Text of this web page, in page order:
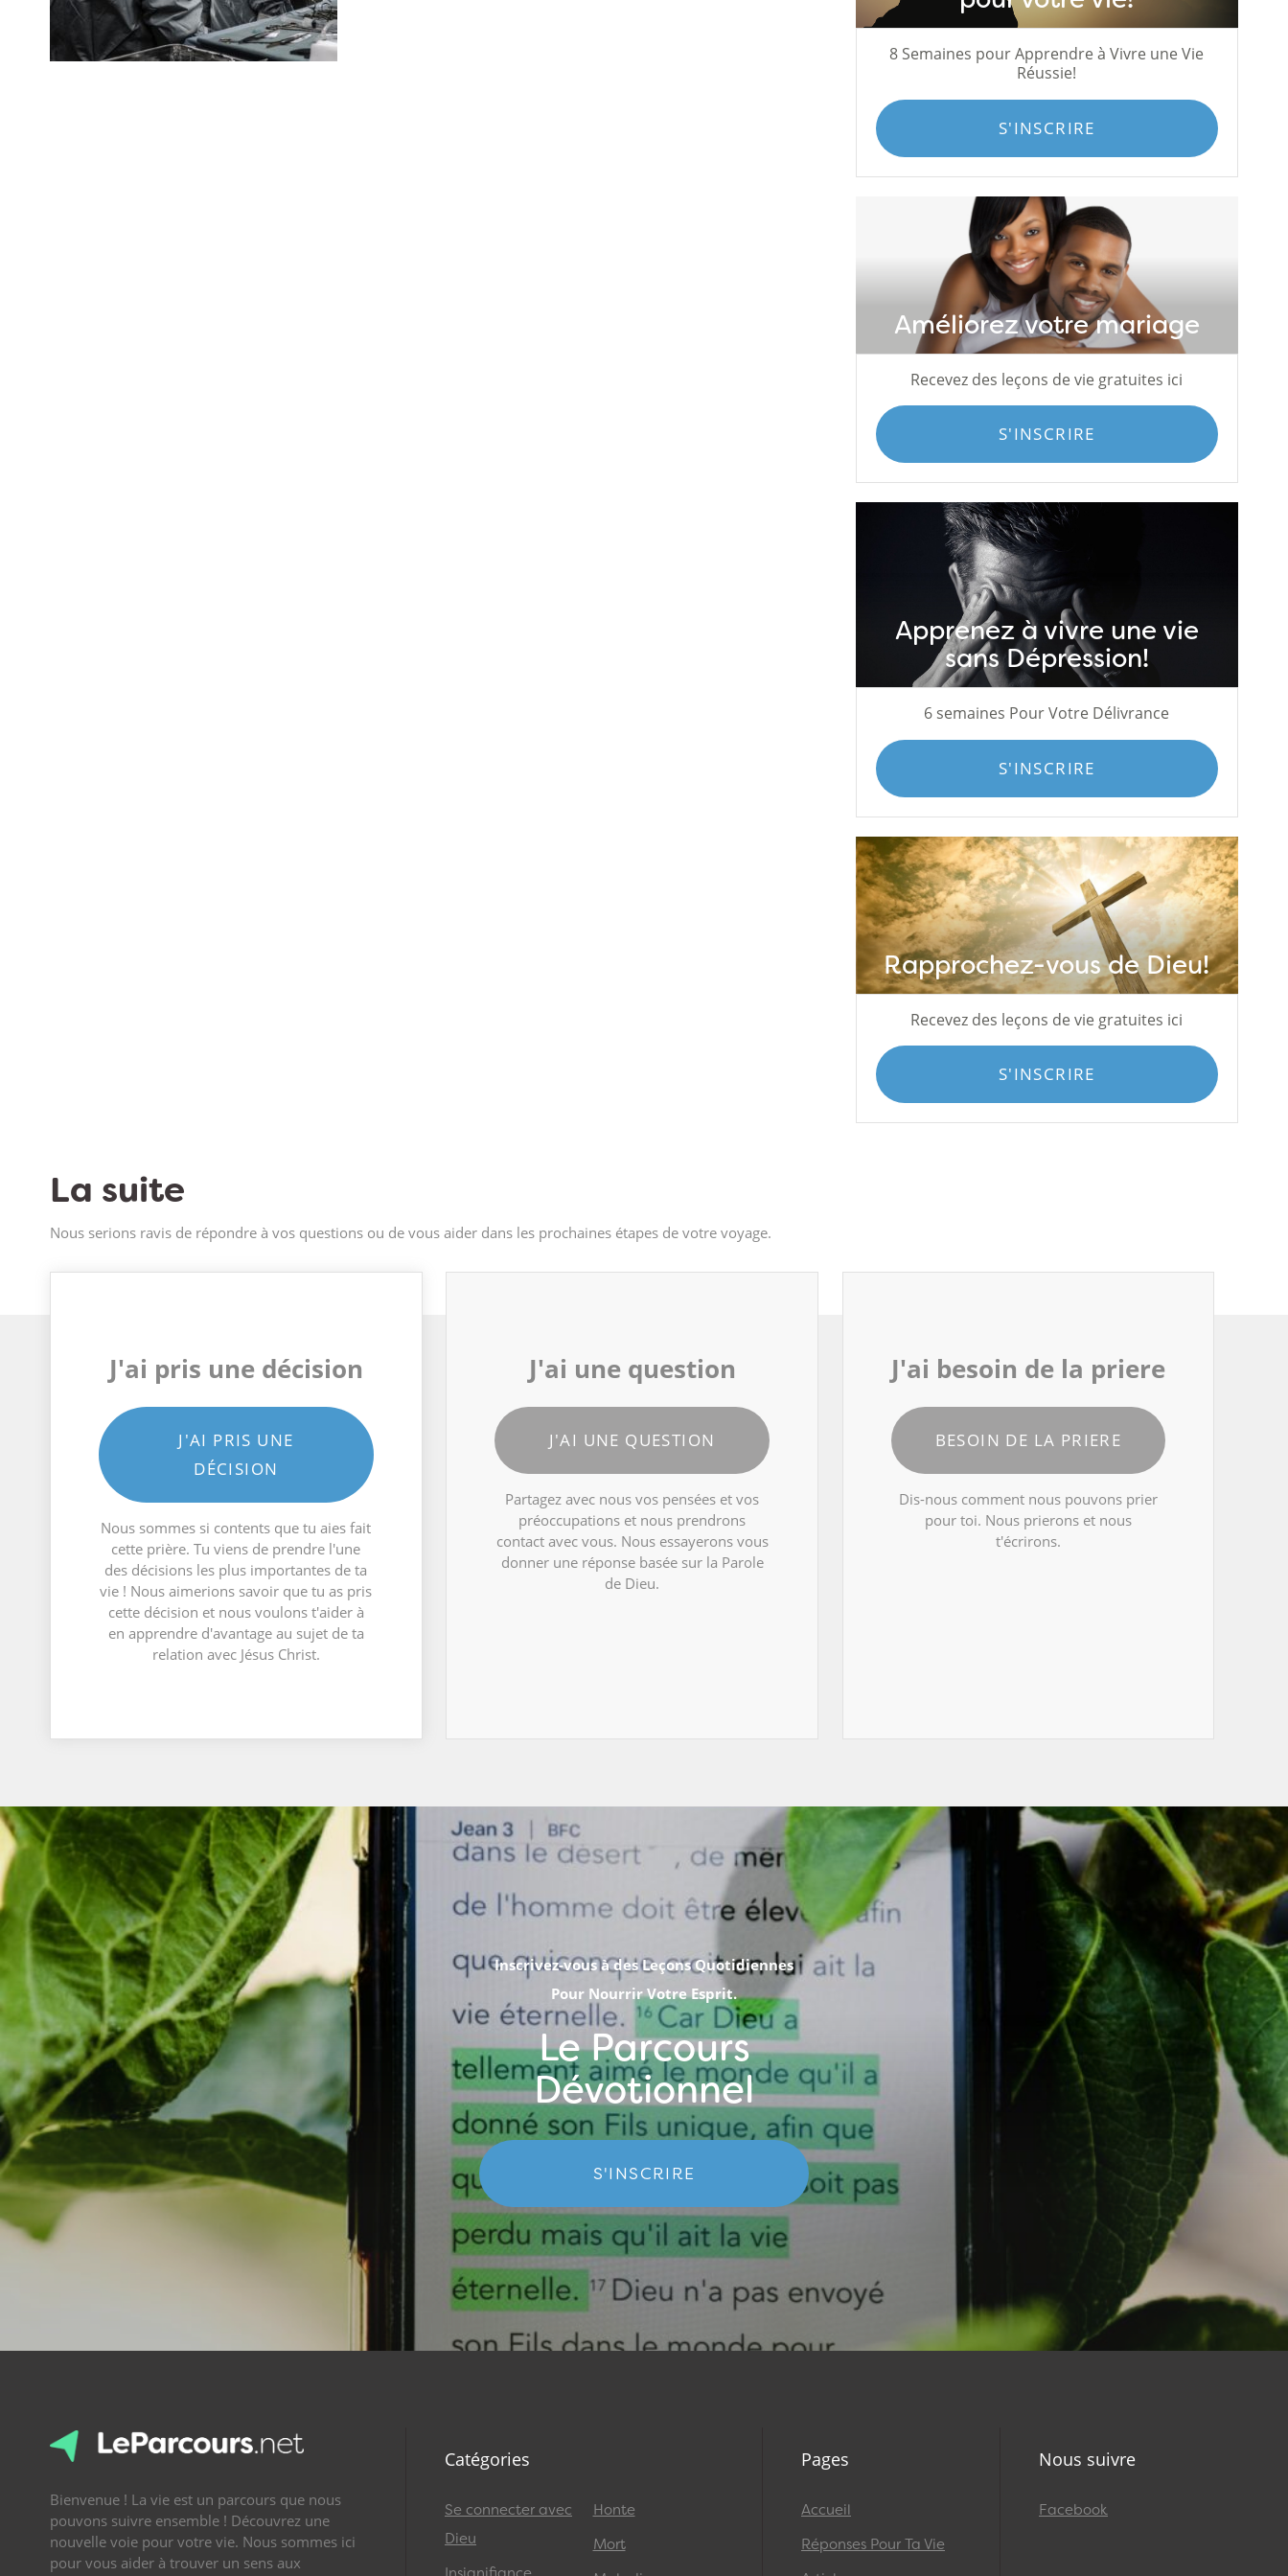
8 Semaines pour Apprendre à Vivre une Vie
Réussie!
S'INSCRIRE
Améliorez votre mariage
Recevez des leçons de vie gratuites ici
S'INSCRIRE
Apprenez à vivre une vie
sans Dépression!
6 semaines Pour Votre Délivrance
S'INSCRIRE
Rapprochez-vous de Dieu!
Recevez des leçons de vie gratuites ici
S'INSCRIRE
La suite
Nous serions ravis de répondre à vos questions ou de vous aider dans les prochaines étapes de votre voyage.
J'ai pris une décision
J'AI PRIS UNE
DÉCISION
Nous sommes si contents que tu aies fait
cette prière. Tu viens de prendre l'une
des décisions les plus importantes de ta
vie ! Nous aimerions savoir que tu as pris
cette décision et nous voulons t'aider à
en apprendre d'avantage au sujet de ta
relation avec Jésus Christ.
J'ai une question
J'AI UNE QUESTION
Partagez avec nous vos pensées et vos
préoccupations et nous prendrons
contact avec vous. Nous essayerons vous
donner une réponse basée sur la Parole
de Dieu.
J'ai besoin de la priere
BESOIN DE LA PRIERE
Dis-nous comment nous pouvons prier
pour toi. Nous prierons et nous
t'écrirons.
Inscrivez-vous à des Leçons Quotidiennes
Pour Nourrir Votre Esprit.
Le Parcours
Dévotionnel
S'INSCRIRE
Bienvenue ! La vie est un parcours que nous
pouvons suivre ensemble ! Découvrez une
nouvelle voie pour votre vie. Nous sommes ici
pour vous aider à trouver un sens aux
Catégories
Se connecter avec
Dieu
Honte
Mort
Pages
Accueil
Réponses Pour Ta Vie
Nous suivre
Facebook